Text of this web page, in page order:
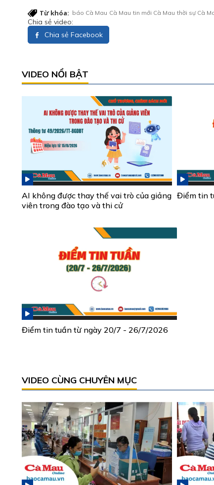
Từ khóa: báo Cà Mau Cà Mau tin mới Cà Mau thời sự Cà
Chia sẻ video:
Chia sẻ Facebook
VIDEO NỔI BẬT
AI không được thay thế vai trò của giảng
viên trong đào tạo và thi cử
Điểm tin
Điểm tin tuần từ ngày 20/7 - 26/7/2026
VIDEO CÙNG CHUYÊN MỤC